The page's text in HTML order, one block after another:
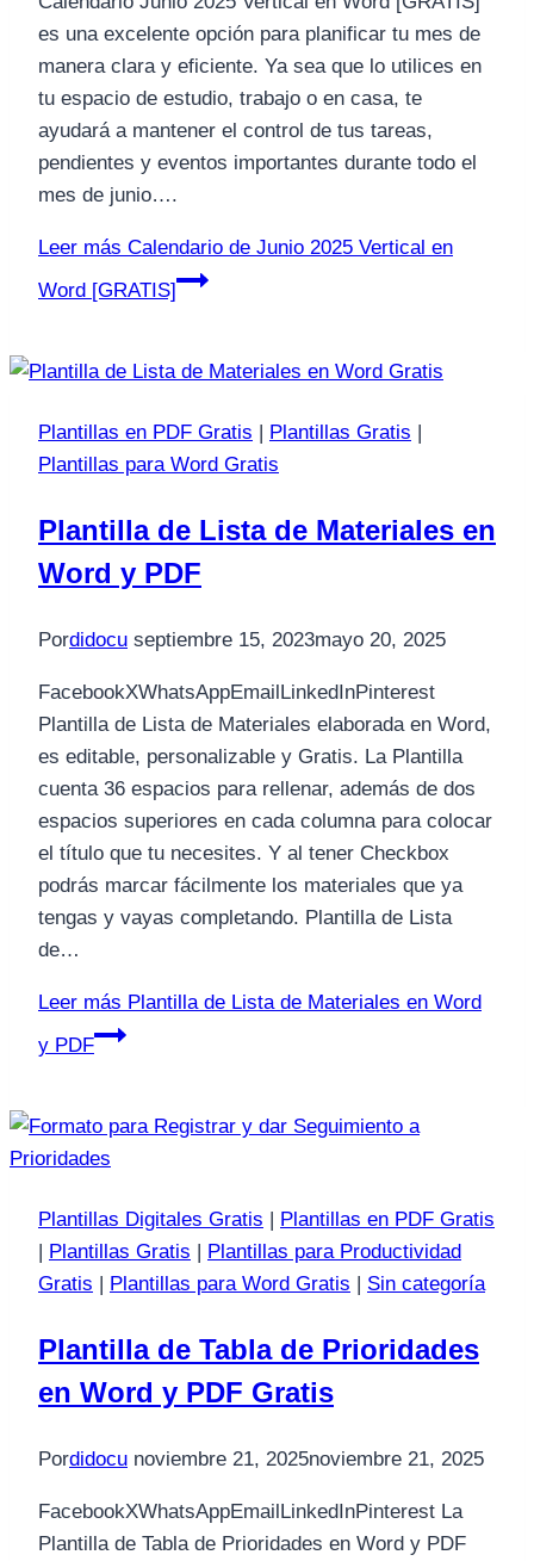
es una excelente opción para planificar tu mes de
manera clara y eficiente. Ya sea que lo utilices en
tu espacio de estudio, trabajo o en casa, te
ayudará a mantener el control de tus tareas,
pendientes y eventos importantes durante todo el
mes de junio….
Leer más Calendario de Junio 2025 Vertical en
Word [GRATIS]
Plantillas en PDF Gratis | Plantillas Gratis |
Plantillas para Word Gratis
Plantilla de Lista de Materiales en
Word y PDF
Pordidocu septiembre 15, 2023mayo 20, 2025
FacebookXWhatsAppEmailLinkedInPinterest
Plantilla de Lista de Materiales elaborada en Word,
es editable, personalizable y Gratis. La Plantilla
cuenta 36 espacios para rellenar, además de dos
espacios superiores en cada columna para colocar
el título que tu necesites. Y al tener Checkbox
podrás marcar fácilmente los materiales que ya
tengas y vayas completando. Plantilla de Lista
de…
Leer más Plantilla de Lista de Materiales en Word
y PDF
Plantillas Digitales Gratis | Plantillas en PDF Gratis
| Plantillas Gratis | Plantillas para Productividad
Gratis | Plantillas para Word Gratis | Sin categoría
Plantilla de Tabla de Prioridades
en Word y PDF Gratis
Pordidocu noviembre 21, 2025noviembre 21, 2025
FacebookXWhatsAppEmailLinkedInPinterest La
Plantilla de Tabla de Prioridades en Word y PDF